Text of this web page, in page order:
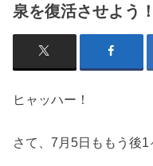
泉を復活させよう！
ヒャッハー！
さて、7月5日ももう後1